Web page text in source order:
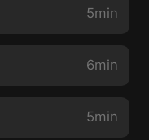
5min
6min
5min